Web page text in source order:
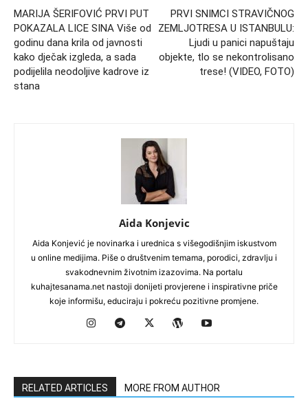
MARIJA ŠERIFOVIĆ PRVI PUT
POKAZALA LICE SINA Više od
godinu dana krila od javnosti
kako dječak izgleda, a sada
podijelila neodoljive kadrove iz
stana
PRVI SNIMCI STRAVIČNOG
ZEMLJOTRESA U ISTANBULU:
Ljudi u panici napuštaju
objekte, tlo se nekontrolisano
trese! (VIDEO, FOTO)
Aida Konjevic
Aida Konjević je novinarka i urednica s višegodišnjim iskustvom
u online medijima. Piše o društvenim temama, porodici, zdravlju i
svakodnevnim životnim izazovima. Na portalu
kuhajtesanama.net nastoji donijeti provjerene i inspirativne priče
koje informišu, educiraju i pokreću pozitivne promjene.
RELATED ARTICLES MORE FROM AUTHOR